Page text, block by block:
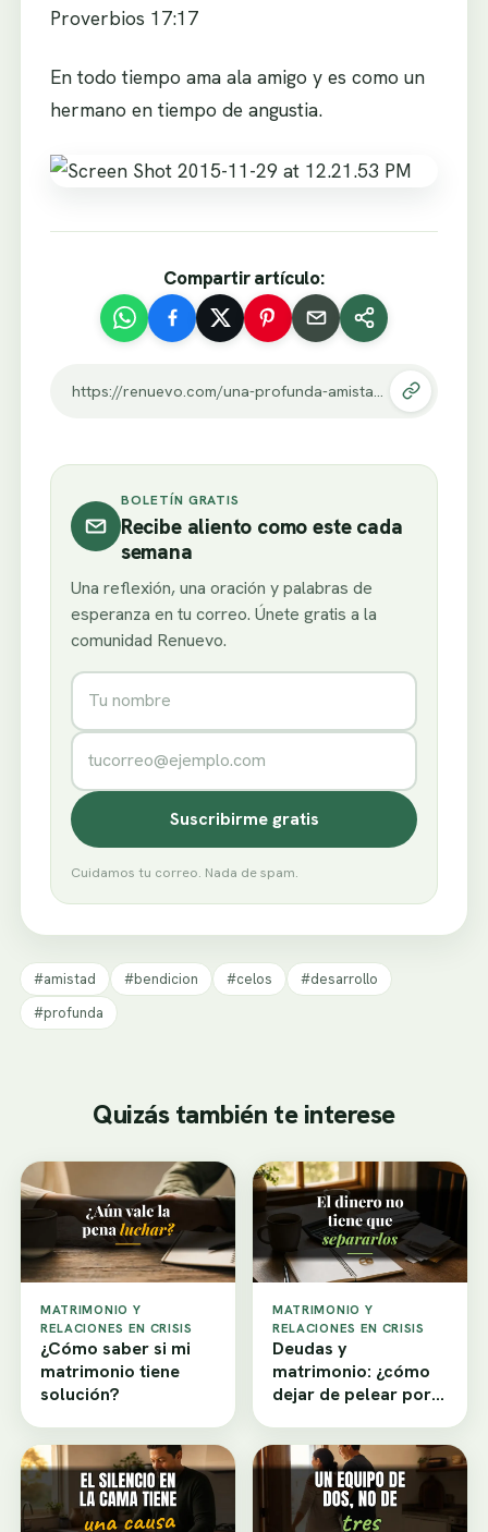
Proverbios 17:17
En todo tiempo ama ala amigo y es como un
hermano en tiempo de angustia.
Compartir artículo:
https://renuevo.com/una-profunda-amistad.html
BOLETÍN GRATIS
Recibe aliento como este cada
semana
Una reflexión, una oración y palabras de
esperanza en tu correo. Únete gratis a la
comunidad Renuevo.
Nombre
Correo electrónico
Suscribirme gratis
Cuidamos tu correo. Nada de spam.
#amistad #bendicion #celos
#desarrollo
#profunda
Quizás también te interese
MATRIMONIO Y
RELACIONES EN CRISIS
¿Cómo saber si mi
matrimonio tiene
solución?
MATRIMONIO Y
RELACIONES EN CRISIS
Deudas y
matrimonio: ¿cómo
dejar de pelear por